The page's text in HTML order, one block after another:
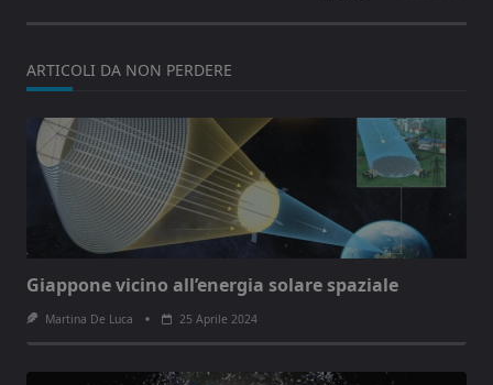
ARTICOLI DA NON PERDERE
Giappone vicino all’energia solare spaziale
Martina De Luca 25 Aprile 2024